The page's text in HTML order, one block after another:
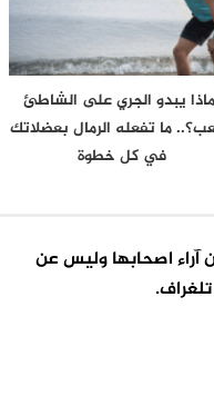
يبدو الجري على الشاطئ
ما تفعله الرمال بعضلاتك
في كل خطوة
آراء اصحابها وليس عن